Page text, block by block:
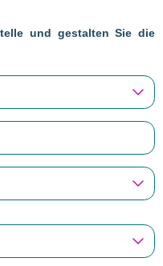
und gestalten Sie die